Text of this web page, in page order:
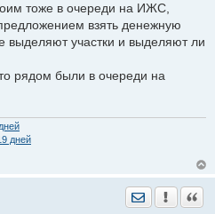
тоже в очереди на ИЖС,
взять денежную
выделяют участки и выделяют ли
рядом были в очереди на
дней
Отправить